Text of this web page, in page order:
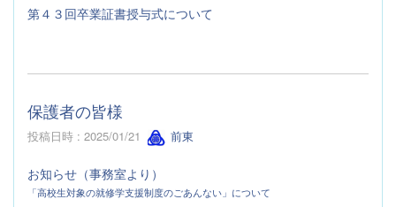
第４３回卒業証書授与式について
保護者の皆様
投稿日時 : 2025/01/21 前東
お知らせ（事務室より）
「高校生対象の就修学支援制度のごあんない」について